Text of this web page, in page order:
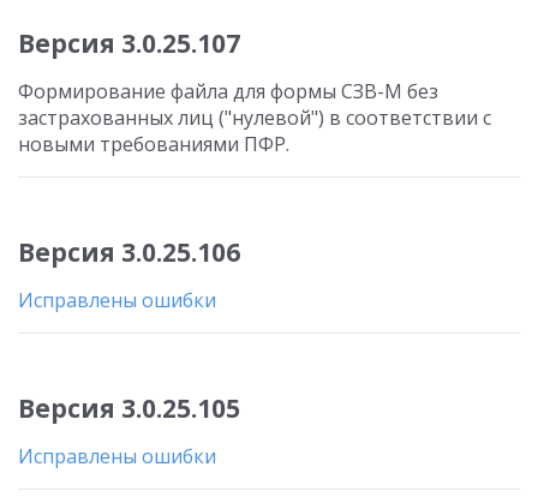
Версия 3.0.25.107
Формирование файла для формы СЗВ-М без
застрахованных лиц ("нулевой") в соответствии с
новыми требованиями ПФР.
Версия 3.0.25.106
Исправлены ошибки
Версия 3.0.25.105
Исправлены ошибки